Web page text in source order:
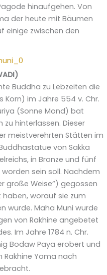
hinaufgehen. Von
der heute mit Bäumen
einige zwischen den
Buddha zu Lebzeiten die
im Jahre 554 v. Chr.
(Sonne Mond) bat
hinterlassen. Dieser
meistverehrten Stätten im
von Sakka
in Bronze und fünf
sein soll. Nachdem
große Weise“) gegossen
worauf sie zum
wurde. Maha Muni wurde
von Rakhine angebetet
Im Jahre 1784 n. Chr.
Bodaw Paya erobert und
Yoma nach